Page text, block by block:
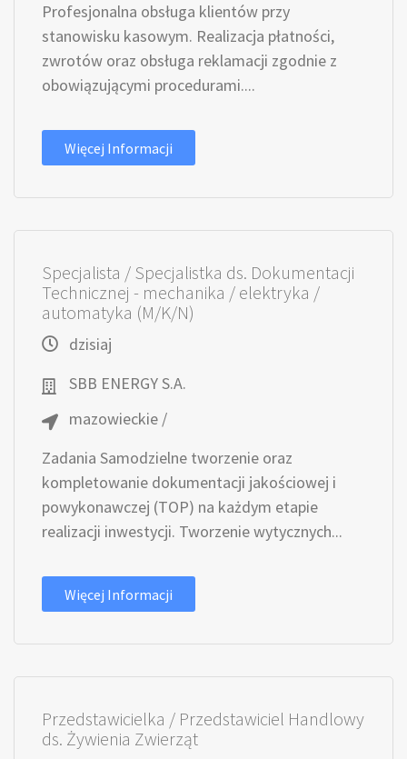
Profesjonalna obsługa klientów przy
stanowisku kasowym. Realizacja płatności,
zwrotów oraz obsługa reklamacji zgodnie z
obowiązującymi procedurami....
Więcej Informacji
Specjalista / Specjalistka ds. Dokumentacji
Technicznej - mechanika / elektryka /
automatyka (M/K/N)
dzisiaj
SBB ENERGY S.A.
mazowieckie /
Zadania Samodzielne tworzenie oraz
kompletowanie dokumentacji jakościowej i
powykonawczej (TOP) na każdym etapie
realizacji inwestycji. Tworzenie wytycznych...
Więcej Informacji
Przedstawicielka / Przedstawiciel Handlowy
ds. Żywienia Zwierząt